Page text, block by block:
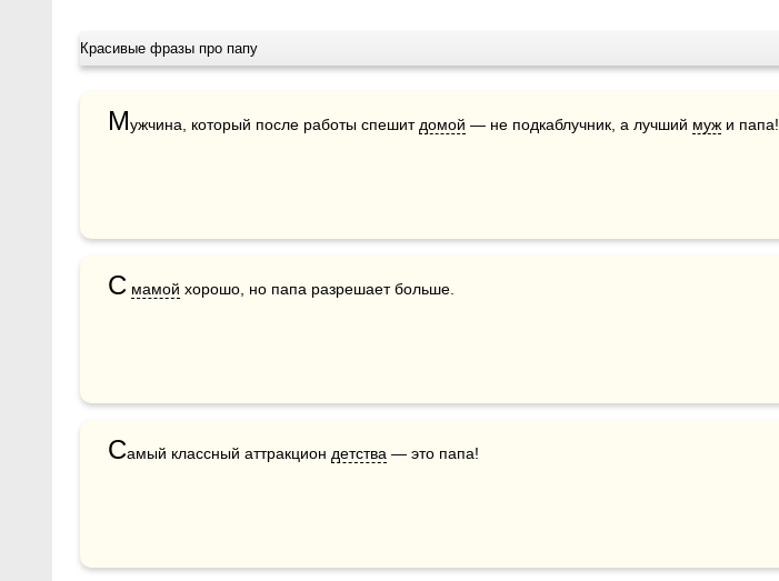
Красивые фразы про папу
Мужчина, который после работы спешит домой — не подкаблучник, а лучший муж и папа!
С мамой хорошо, но папа разрешает больше.
Самый классный аттракцион детства — это папа!